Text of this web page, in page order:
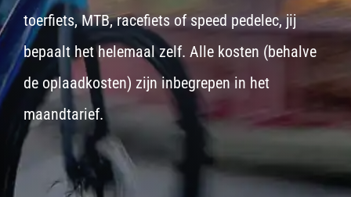
toerfiets,MTB,racefietsof speed pedelec, jij
bepaalt het helemaal zelf. Alle kosten (behalve
de oplaadkosten) zijn inbegrepen in het
maandtarief.